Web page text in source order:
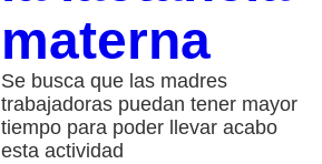
materna
Se busca que las madres
trabajadoras puedan tener mayor
tiempo para poder llevar acabo
esta actividad